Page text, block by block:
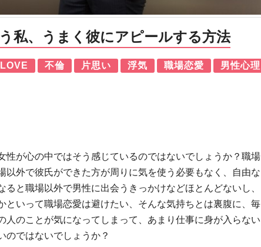
私、うまく彼にアピールする方法
LOVE 不倫 片思い 浮気 職場恋愛 男性心理
が心の中ではそう感じているのではないでしょうか？職場
外で彼氏ができた方が周りに気を使う必要もなく、自由な
と職場以外で男性に出会うきっかけなどほとんどないし、
いって職場恋愛は避けたい、そんな気持ちとは裏腹に、毎
人のことが気になってしまって、あまり仕事に身が入らない
ではないでしょうか？